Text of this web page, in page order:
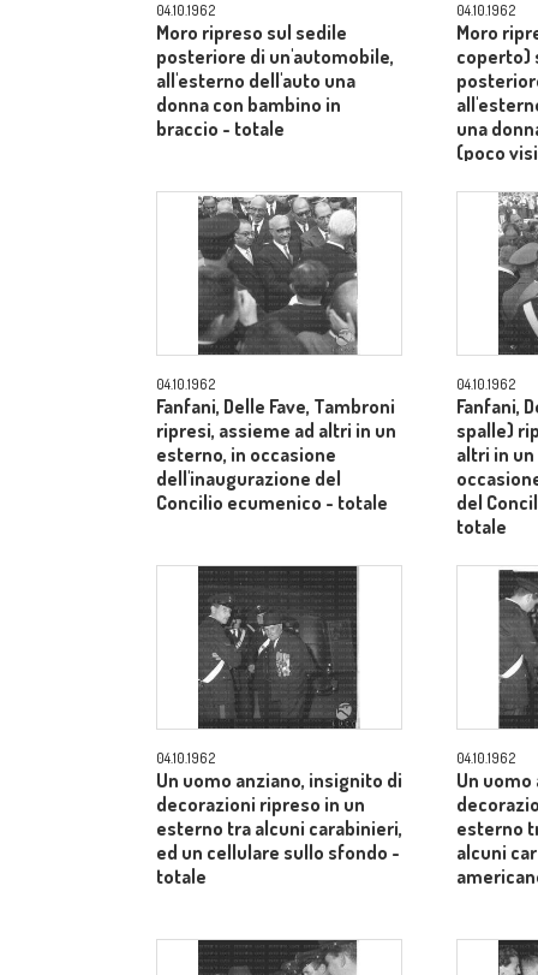
04.10.1962
Moro ripreso sul sedile
posteriore di un'automobile,
all'esterno dell'auto una
donna con bambino in
braccio - totale
04.10.1962
Moro
coperto)
una
(poco
04.10.1962
Fanfani, Delle Fave, Tambroni
ripresi, assieme ad altri in un
esterno, in occasione
dell'inaugurazione del
Concilio ecumenico - totale
04.10.1962
Fanfani,
spalle)
altri in
del
totale
04.10.1962
Un uomo anziano, insignito di
decorazioni ripreso in un
esterno tra alcuni carabinieri,
ed un cellulare sullo sfondo -
totale
04.10.1962
Un
esterno
alcuni